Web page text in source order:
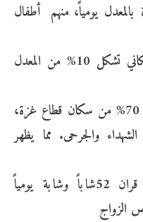
128 طفلاً/ة بالمعدل يومياً، منهم أطفال
خلق ذلك فجوة في النمو السكاني تشكل 10% من المعدل
يشكل الأطفال والنساء حوالي 70% من سكان قطاع غزة،
والجرحى. مما يظهر
قبل العدوان كان يتم عقد قران 52شاباً وشابة يومياً